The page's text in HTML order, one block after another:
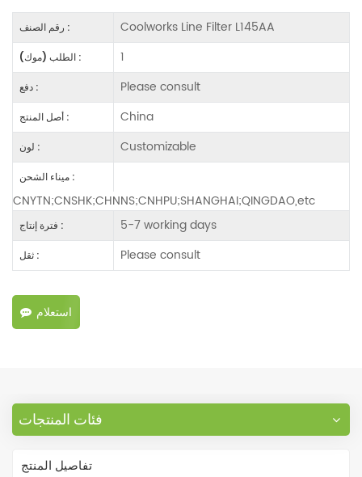
رقم الصنف : Coolworks Line Filter L145AA
الطلب (موك) : 1
دفع : Please consult
أصل المنتج : China
لون : Customizable
ميناء الشحن :
CNYTN;CNSHK;CHNNS;CNHPU;SHANGHAI;QINGDAO,etc
فترة إنتاج : 5-7 working days
ثقل : Please consult
استعلام
فئات المنتجات
تفاصيل المنتج